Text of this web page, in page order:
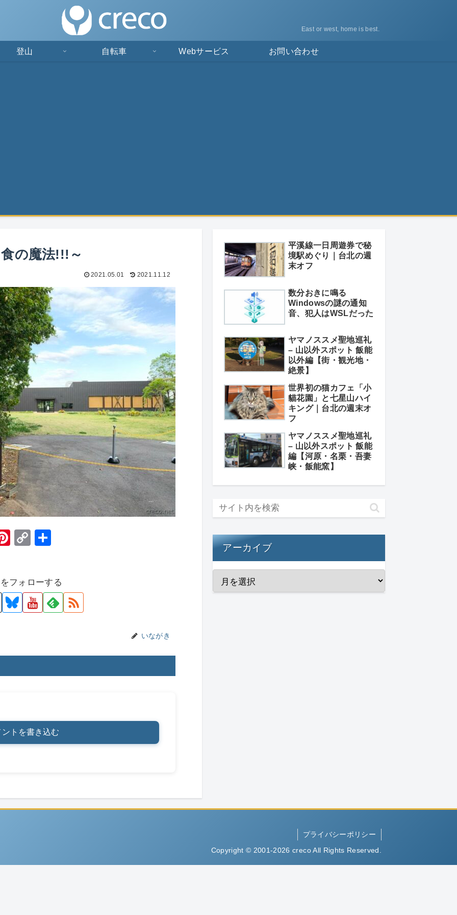
East or west, home is best.
登山 自転車 Webサービス お問い合わせ
の魔法!!!～
2021.05.01 2021.11.12
Pi
e
st
C
y
Li
フォローする
いながき
ントを書き込む
平溪線一日周遊券で秘
境駅めぐり｜台北の週
末オフ
数分おきに鳴る
Windowsの謎の通知
音、犯人はWSLだった
ヤマノススメ聖地巡礼
– 山以外スポット 飯能
以外編【街・観光地・
絶景】
世界初の猫カフェ「小
貓花園」と七星山ハイ
キング｜台北の週末オ
フ
ヤマノススメ聖地巡礼
– 山以外スポット 飯能
編【河原・名栗・吾妻
峡・飯能窯】
アーカイブ
プライバシーポリシー
Copyright © 2001-2026 creco All Rights Reserved.